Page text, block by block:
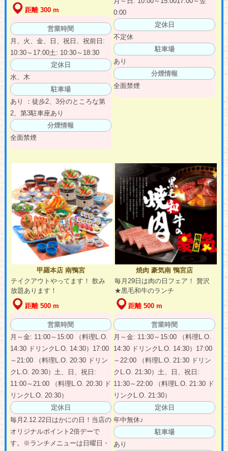
距離 300 m
営業時間
月、火、金、日、祝日、祝前日:
10:30～17:00土: 10:30～18:30
定休日
水、木
駐車場
あり ：徒歩2、3分のところな第
2、第3駐車座あり
分煙情報
全面禁煙
0:00
定休日
不定休
駐車場
あり
分煙情報
全面禁煙
甲羅本店 南鴨宮
テイクアウトやってます！ 飲み
放題あります！
距離 500 m
営業時間
月～金: 11:00～15:00 （料理L.O.
14:30 ドリンクL.O. 14:30）17:00
～21:00 （料理L.O. 20:30 ドリン
クL.O. 20:30）土、日、祝日:
11:00～21:00 （料理L.O. 20:30 ド
リンクL.O. 20:30）
定休日
毎月2.12.22日はかにの日！当店の
オリジナルポイント2倍デーで
す。※ランチメニューは日曜日・
焼肉 豪気南 鴨宮店
毎月29日は肉の日フェア！ 贅沢
★黒毛和牛のランチ
距離 500 m
営業時間
月～金: 11:30～15:00 （料理L.O.
14:30 ドリンクL.O. 14:30）17:00
～22:00 （料理L.O. 21:30 ドリン
クL.O. 21:30）土、日、祝日:
11:30～22:00 （料理L.O. 21:30 ド
リンクL.O. 21:30）
定休日
年中無休♪
駐車場
あり